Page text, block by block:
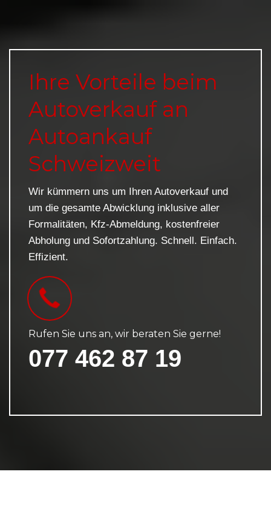
Ihre Vorteile beim
Autoverkauf an
Autoankauf
Schweizweit
Wir kümmern uns um Ihren Autoverkauf und
um die gesamte Abwicklung inklusive aller
Formalitäten, Kfz-Abmeldung, kostenfreier
Abholung und Sofortzahlung. Schnell. Einfach.
Effizient.
Rufen Sie uns an, wir beraten Sie gerne!
077 462 87 19